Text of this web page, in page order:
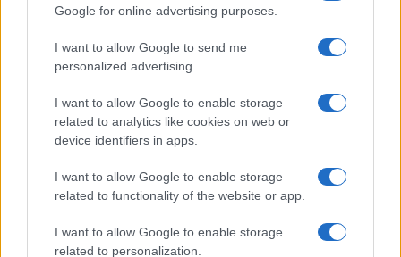
Google for online advertising purposes.
I want to allow Google to send me
personalized advertising.
I want to allow Google to enable storage
related to analytics like cookies on web or
device identifiers in apps.
I want to allow Google to enable storage
related to functionality of the website or app.
I want to allow Google to enable storage
related to personalization.
Eventi floreali agosto 2026: Taviano, Bosco Marengo
e Verbania
FIERE E EVENTI